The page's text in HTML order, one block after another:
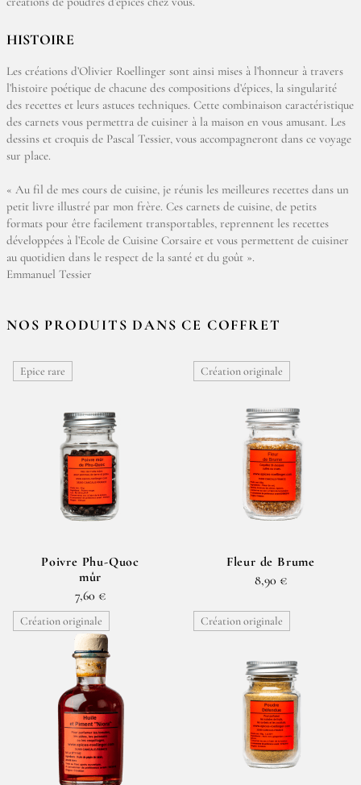
HISTOIRE
Les créations d’Olivier Roellinger sont ainsi mises à l’honneur à travers
l’histoire poétique de chacune des compositions d’épices, la singularité
des recettes et leurs astuces techniques. Cette combinaison caractéristique
des carnets vous permettra de cuisiner à la maison en vous amusant. Les
dessins et croquis de Pascal Tessier, vous accompagneront dans ce voyage
sur place.
« Au fil de mes cours de cuisine, je réunis les meilleures recettes dans un
petit livre illustré par mon frère. Ces carnets de cuisine, de petits
formats pour être facilement transportables, reprennent les recettes
développées à l’Ecole de Cuisine Corsaire et vous permettent de cuisiner
au quotidien dans le respect de la santé et du goût ».
Emmanuel Tessier
NOS PRODUITS DANS CE COFFRET
Epice rare
Poivre Phu-Quoc
mûr
7,60 €
Création originale
Fleur de Brume
8,90 €
Création originale Création originale